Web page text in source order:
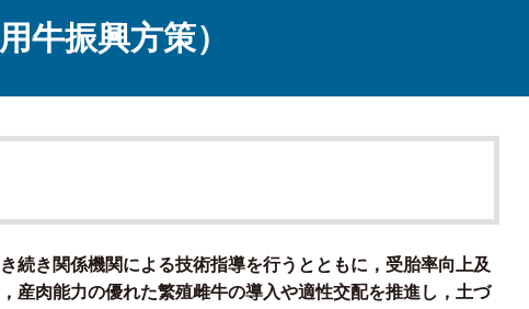
牛振興方策）
続き関係機関による技術指導を行うとともに，受胎率向上及
産肉能力の優れた繁殖雌牛の導入や適性交配を推進し，土づ